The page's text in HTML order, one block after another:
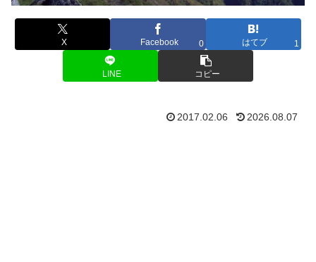
X Facebook 0 はてブ 1
LINE コピー
2017.02.06 2026.08.07